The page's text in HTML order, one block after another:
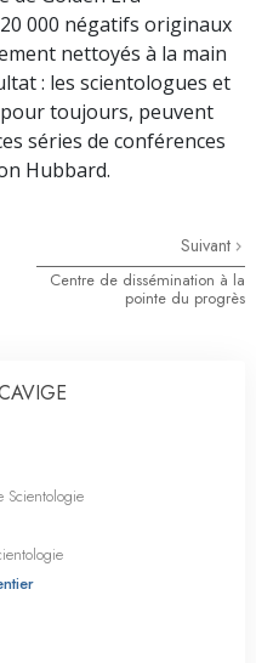
000 négatifs originaux
nettoyés à la main
: les scientologues et
toujours, peuvent
séries de conférences
Hubbard.
Suivant
Centre de dissémination à la
pointe du progrès
Scientologie